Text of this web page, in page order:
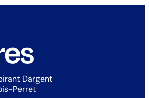
Dargent
Perret